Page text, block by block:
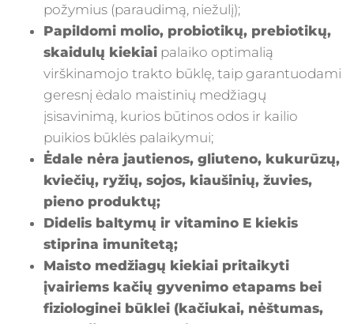
požymius (paraudimą, niežulį);
Papildomi molio, probiotikų, prebiotikų,
skaidulų kiekiai palaiko optimalią
virškinamojo trakto būklę, taip garantuodami
geresnį ėdalo maistinių medžiagų
įsisavinimą, kurios būtinos odos ir kailio
puikios būklės palaikymui;
Ėdale nėra jautienos, gliuteno, kukurūzų,
kviečių, ryžių, sojos, kiaušinių, žuvies,
pieno produktų;
Didelis baltymų ir vitamino E kiekis
stiprina imunitetą;
Maisto medžiagų kiekiai pritaikyti
įvairiems kačių gyvenimo etapams bei
fiziologinei būklei (kačiukai, nėštumas,